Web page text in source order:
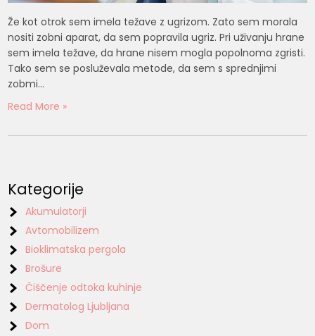
Že kot otrok sem imela težave z ugrizom. Zato sem morala
nositi zobni aparat, da sem popravila ugriz. Pri uživanju hrane
sem imela težave, da hrane nisem mogla popolnoma zgristi.
Tako sem se posluževala metode, da sem s sprednjimi
zobmi…
Read More »
Kategorije
Akumulatorji
Avtomobilizem
Bioklimatska pergola
Brošure
Čiščenje odtoka kuhinje
Dermatolog Ljubljana
Dom